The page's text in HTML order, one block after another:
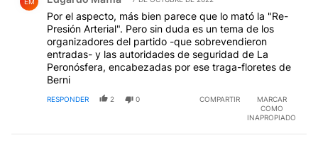
EM
Por el aspecto, más bien parece que lo mató la "Re-
Presión Arterial". Pero sin duda es un tema de los
organizadores del partido -que sobrevendieron
entradas- y las autoridades de seguridad de La
Peronósfera, encabezadas por ese traga-floretes de
Berni
RESPONDER 2 0 COMPARTIR
MARCAR
COMO
INAPROPIADO